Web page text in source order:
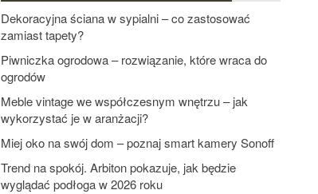
Dekoracyjna ściana w sypialni – co zastosować
zamiast tapety?
Piwniczka ogrodowa – rozwiązanie, które wraca do
ogrodów
Meble vintage we współczesnym wnętrzu – jak
wykorzystać je w aranżacji?
Miej oko na swój dom – poznaj smart kamery Sonoff
Trend na spokój. Arbiton pokazuje, jak będzie
wyglądać podłoga w 2026 roku